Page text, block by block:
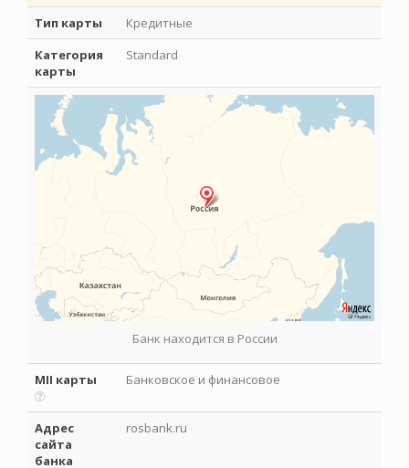
Тип карты
Кредитные
Категория
карты
Standard
Банк находится в России
MII карты Банковское и финансовое
Адрес
сайта
банка
rosbank.ru